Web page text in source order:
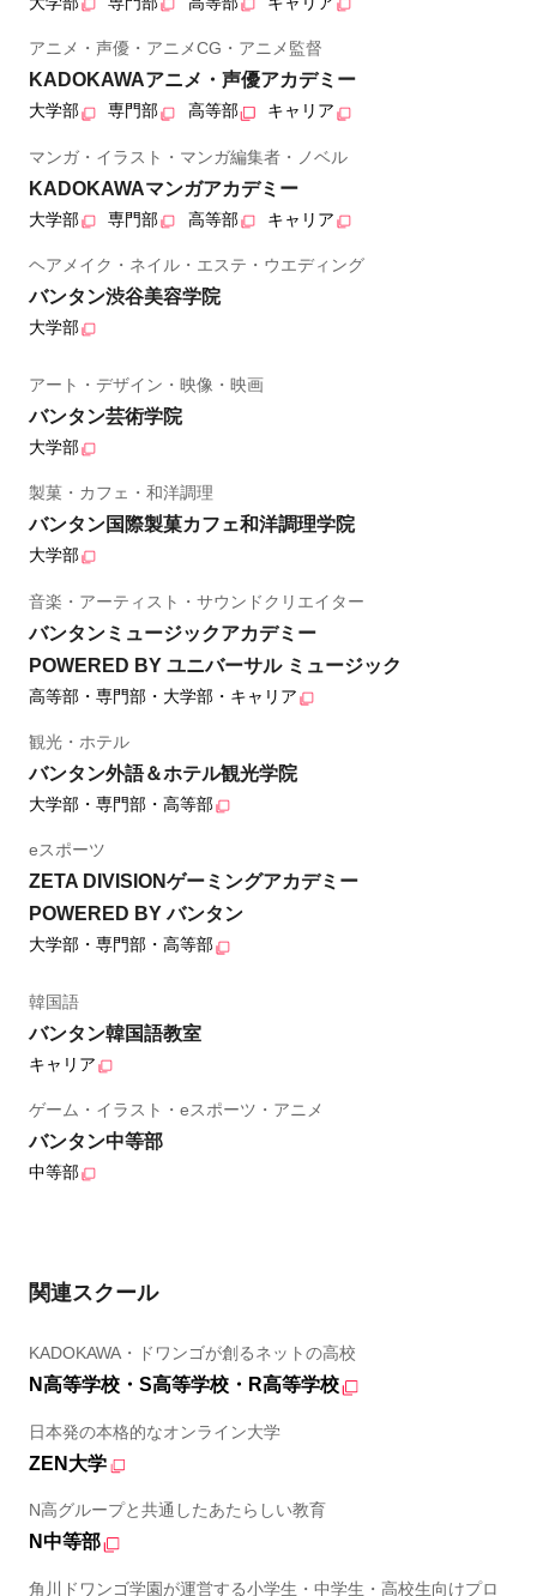
アニメ・声優・アニメCG・アニメ監督
KADOKAWAアニメ・声優アカデミー
大学部 専門部 高等部 キャリア
マンガ・イラスト・マンガ編集者・ノベル
KADOKAWAマンガアカデミー
大学部 専門部 高等部 キャリア
ヘアメイク・ネイル・エステ・ウエディング
バンタン渋谷美容学院
大学部
アート・デザイン・映像・映画
バンタン芸術学院
大学部
製菓・カフェ・和洋調理
バンタン国際製菓カフェ和洋調理学院
大学部
音楽・アーティスト・サウンドクリエイター
バンタンミュージックアカデミー
POWERED BY ユニバーサル ミュージック
高等部・専門部・大学部・キャリア
観光・ホテル
バンタン外語＆ホテル観光学院
大学部・専門部・高等部
eスポーツ
ZETA DIVISIONゲーミングアカデミー
POWERED BY バンタン
大学部・専門部・高等部
韓国語
バンタン韓国語教室
キャリア
ゲーム・イラスト・eスポーツ・アニメ
バンタン中等部
中等部
関連スクール
KADOKAWA・ドワンゴが創るネットの高校
N高等学校・S高等学校・R高等学校
日本発の本格的なオンライン大学
ZEN大学
N高グループと共通したあたらしい教育
N中等部
角川ドワンゴ学園が運営する小学生・中学生・高校生向けプロ